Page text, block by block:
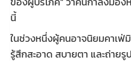
นี้
ในช่วงหนึ่งผู้คนอาจนิยมคาเฟ่
รู้สึกสะอาด สบายตา และถ่าย